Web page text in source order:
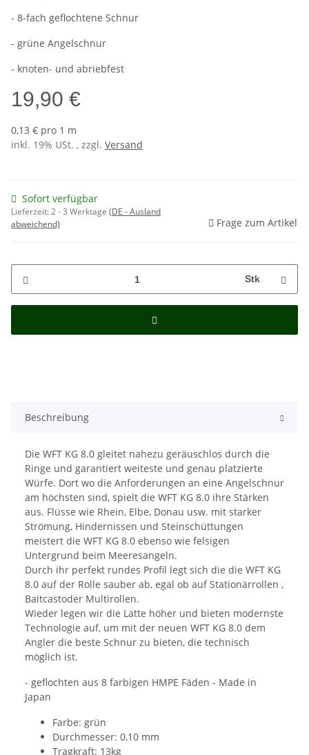
- 8-fach geflochtene Schnur
- grüne Angelschnur
- knoten- und abriebfest
19,90 €
0,13 € pro 1 m
inkl. 19% USt. , zzgl. Versand
Sofort verfügbar
Lieferzeit:2 - 3 Werktage (DE - Ausland
abweichend)
Frage zum Artikel
Stk
Beschreibung
Die WFT KG 8.0 gleitet nahezu geräuschlos durch die
Ringe und garantiert weiteste und genau platzierte
Würfe. Dort wo die Anforderungen an eine Angelschnur
am höchsten sind, spielt die WFT KG 8.0 ihre Stärken
aus. Flüsse wie Rhein, Elbe, Donau usw. mit starker
Strömung, Hindernissen und Steinschüttungen
meistert die WFT KG 8.0 ebenso wie felsigen
Untergrund beim Meeresangeln.
Durch ihr perfekt rundes Profil legt sich die die WFT KG
8.0 auf der Rolle sauber ab, egal ob auf Stationärrollen ,
Baitcastoder Multirollen.
Wieder legen wir die Latte höher und bieten modernste
Technologie auf, um mit der neuen WFT KG 8.0 dem
Angler die beste Schnur zu bieten, die technisch
möglich ist.
- geflochten aus 8 farbigen HMPE Fäden - Made in
Japan
Farbe: grün
Durchmesser: 0,10 mm
Tragkraft: 13kg